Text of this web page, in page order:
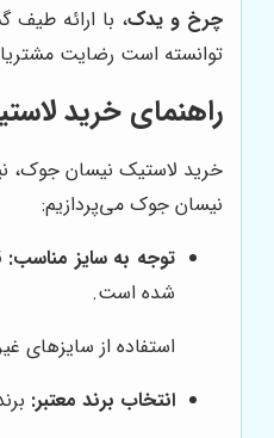
چرخ و یدک، با ارائه طیف
توانسته است رضایت
راهنمای خرید
خرید لاستیک نیسان جوک،
نیسان جوک می‌پردازیم:
توجه به سایز مناسب:
شده است.
استفاده از سایزهای
انتخاب برند معتبر: